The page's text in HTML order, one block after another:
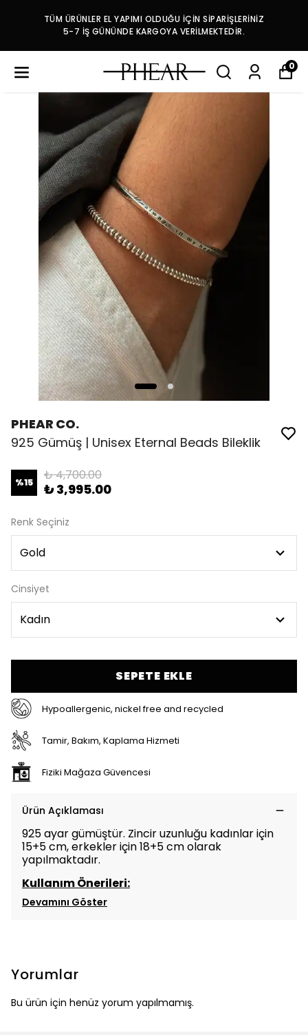
TÜM ÜRÜNLER EL YAPIMI OLDUĞU İÇİN SİPARİŞLERİNİZ
5-7 İŞ GÜNÜNDE KARGOYA VERİLMEKTEDİR.
0
PHEAR CO.
925 Gümüş | Unisex Eternal Beads Bileklik
%15 ₺ 4,700.00
₺ 3,995.00
Renk Seçiniz
Cinsiyet
SEPETE EKLE
Hypoallergenic, nickel free and recycled
Tamir, Bakım, Kaplama Hizmeti
Fiziki Mağaza Güvencesi
Ürün Açıklaması
925 ayar gümüştür. Zincir uzunluğu kadınlar için
15+5 cm, erkekler için 18+5 cm olarak
yapılmaktadır.
Kullanım Önerileri:
Devamını Göster
Yorumlar
Bu ürün için henüz yorum yapılmamış.